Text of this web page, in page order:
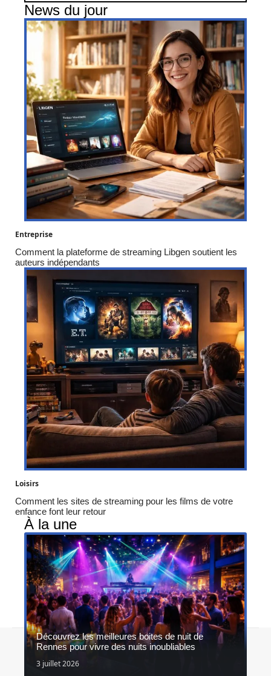
News du jour
Entreprise
Comment la plateforme de streaming Libgen soutient les
auteurs indépendants
Loisirs
Comment les sites de streaming pour les films de votre
enfance font leur retour
À la une
Découvrez les meilleures boites de nuit de
Rennes pour vivre des nuits inoubliables
3 juillet 2026
Contact Mentions légales Sitemap